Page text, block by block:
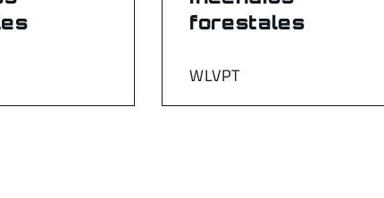
WLVPT
forestales